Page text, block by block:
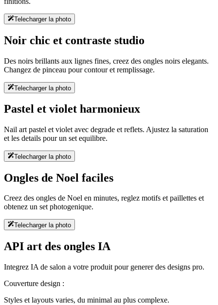
Telecharger la photo
Noir chic et contraste studio
Des noirs brillants aux lignes fines, creez des ongles noirs elegants.
Changez de pinceau pour contour et remplissage.
Telecharger la photo
Pastel et violet harmonieux
Nail art pastel et violet avec degrade et reflets. Ajustez la saturation
et les details pour un set equilibre.
Telecharger la photo
Ongles de Noel faciles
Creez des ongles de Noel en minutes, reglez motifs et paillettes et
obtenez un set photogenique.
Telecharger la photo
API art des ongles IA
Integrez IA de salon a votre produit pour generer des designs pro.
Couverture design :
Styles et layouts varies, du minimal au plus complexe.